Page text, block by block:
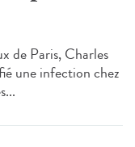
de Paris, Charles
une infection chez